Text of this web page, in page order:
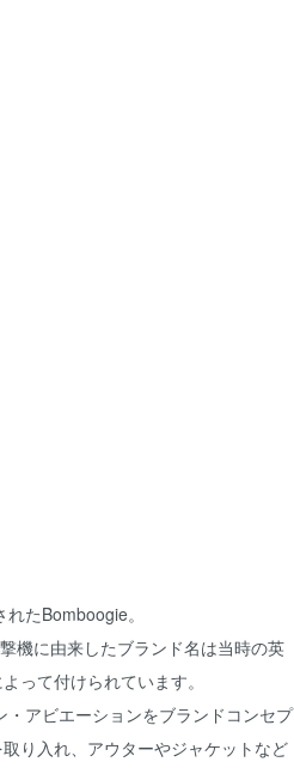
たBomboogie。
機に由来したブランド名は当時の英
って付けられています。
アビエーションをブランドコンセプ
り入れ、アウターやジャケットなど